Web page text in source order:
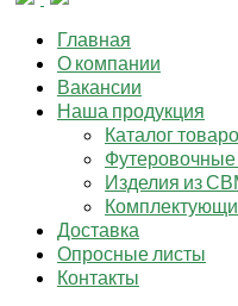
Главная
О компании
Вакансии
Наша продукция
Каталог
Футеровочные
Изделия из
Доставка
Опросные листы
Контакты